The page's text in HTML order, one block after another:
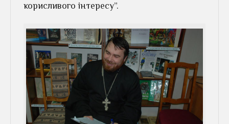
корисливого інтересу”.